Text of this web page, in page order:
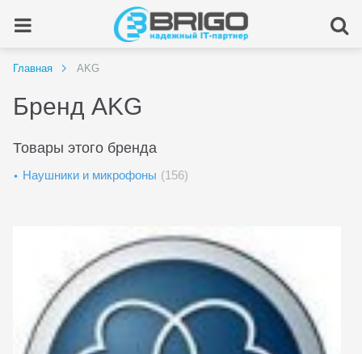
Главная AKG
Бренд AKG
Товары этого бренда
Наушники и микрофоны (156)